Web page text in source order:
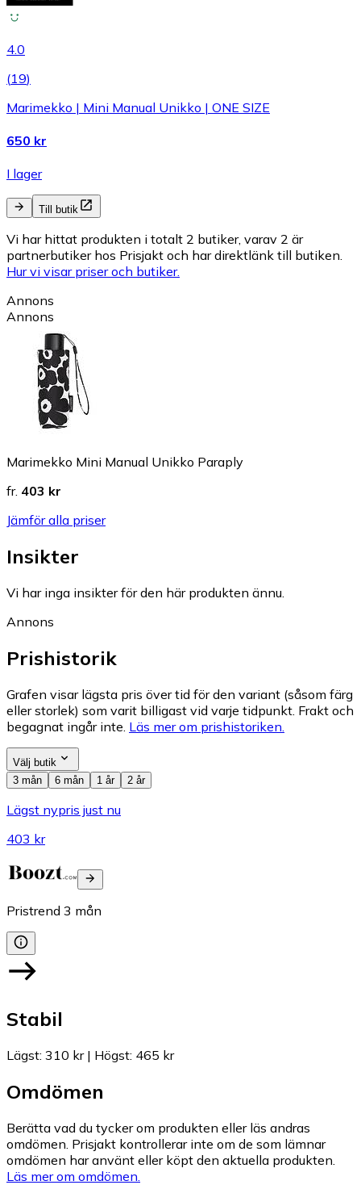
4.0
(19)
Marimekko | Mini Manual Unikko | ONE SIZE
650 kr
I lager
Till butik
Vi har hittat produkten i totalt 2 butiker, varav 2 är
partnerbutiker hos Prisjakt och har direktlänk till butiken.
Hur vi visar priser och butiker.
Annons
Annons
Marimekko Mini Manual Unikko Paraply
fr. 403 kr
Jämför alla priser
Insikter
Vi har inga insikter för den här produkten ännu.
Annons
Prishistorik
Grafen visar lägsta pris över tid för den variant (såsom färg
eller storlek) som varit billigast vid varje tidpunkt. Frakt och
begagnat ingår inte. Läs mer om prishistoriken.
Välj butik
3 mån
6 mån 1 år 2 år
Lägst nypris just nu
403 kr
Pristrend 3 mån
Stabil
Lägst: 310 kr| Högst: 465 kr
Omdömen
Berätta vad du tycker om produkten eller läs andras
omdömen. Prisjakt kontrollerar inte om de som lämnar
omdömen har använt eller köpt den aktuella produkten.
Läs mer om omdömen.